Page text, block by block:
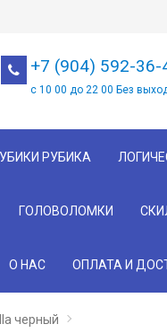
+7 (904) 592-36-
с 10 00 до 22 00 Без
РУБИКА
ГОЛОВОЛОМКИ
О НАС ОПЛАТА И
черный